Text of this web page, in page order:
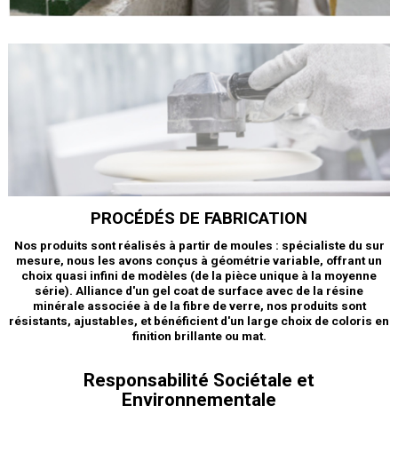
PROCÉDÉS DE FABRICATION
Nos produits sont réalisés à partir de moules : spécialiste du sur
mesure, nous les avons conçus à géométrie variable, offrant un
choix quasi infini de modèles (de la pièce unique à la moyenne
série). Alliance d'un gel coat de surface avec de la résine
minérale associée à de la fibre de verre, nos produits sont
résistants, ajustables, et bénéficient d'un large choix de coloris en
finition brillante ou mat.
Responsabilité Sociétale et
Environnementale